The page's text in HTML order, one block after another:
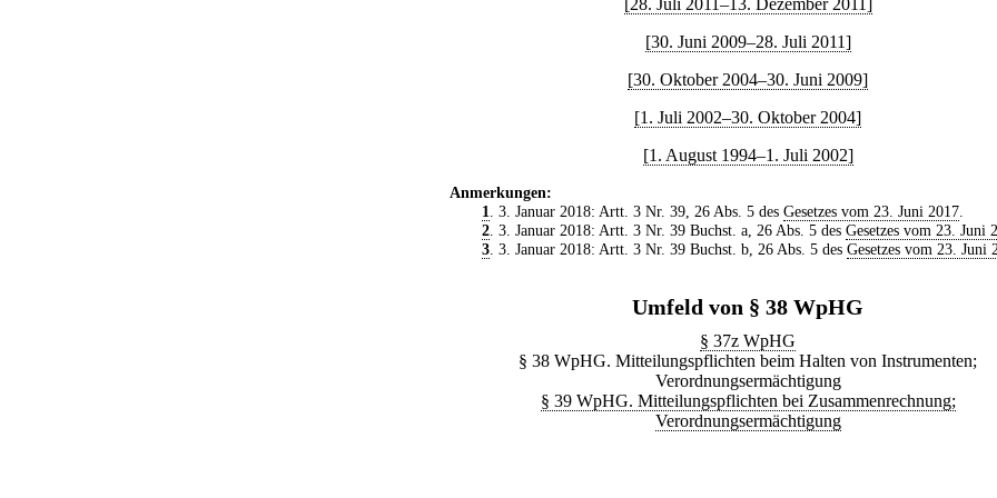
[30. Juni 2009–28. Juli 2011]
[30. Oktober 2004–30. Juni 2009]
[1. Juli 2002–30. Oktober 2004]
[1. August 1994–1. Juli 2002]
Anmerkungen:
1
. 3. Januar 2018: Artt. 3 Nr. 39, 26 Abs. 5 des Gesetzes vom 23. Juni 2017.
2. 3. Januar 2018: Artt. 3 Nr. 39 Buchst. a, 26 Abs. 5 des Gesetzes vom 23. Juni
3. 3. Januar 2018: Artt. 3 Nr. 39 Buchst. b, 26 Abs. 5 des Gesetzes vom 23. Juni
Umfeld von § 38 WpHG
§ 37z WpHG
§ 38 WpHG. Mitteilungspflichten beim Halten von Instrumenten;
Verordnungsermächtigung
§ 39 WpHG. Mitteilungspflichten bei Zusammenrechnung;
Verordnungsermächtigung